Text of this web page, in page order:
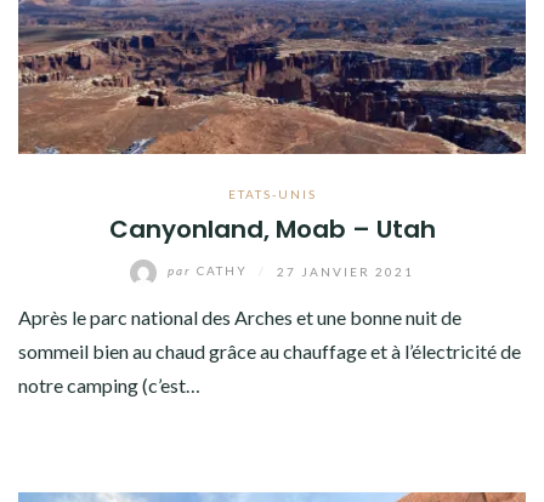
ETATS-UNIS
Canyonland, Moab – Utah
par CATHY 27 JANVIER 2021
Après le parc national des Arches et une bonne nuit de
sommeil bien au chaud grâce au chauffage et à l’électricité de
notre camping (c’est…